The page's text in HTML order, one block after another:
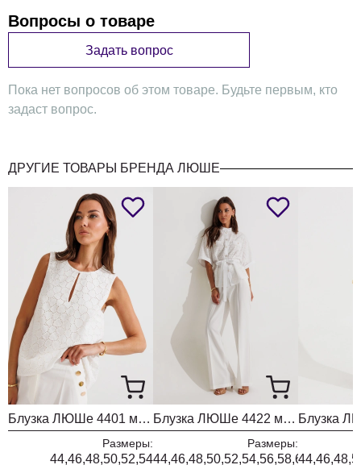
Вопросы о товаре
Задать вопрос
Пока нет вопросов об этом товаре. Будьте первым, кто
задаст вопрос.
ДРУГИЕ ТОВАРЫ БРЕНДА ЛЮШЕ
Блузка ЛЮШе 4401 молочный
Размеры:
44,46,48,50,52,54
Блузка ЛЮШе 4422 молочный
Размеры:
44,46,48,50,52,54,56,58,60